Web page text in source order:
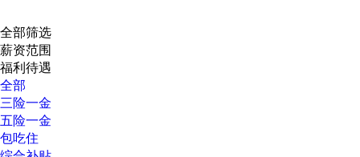
全部筛选
薪资范围
福利待遇
全部
三险一金
五险一金
包吃住